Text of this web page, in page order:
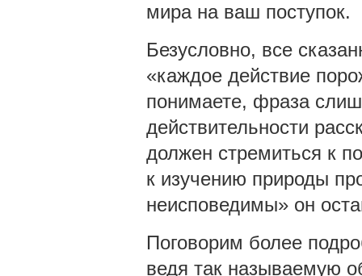
мира на ваш поступок.
Безусловно, все
«каждое действие
понимаете, фраза
действительности
должен стремиться к
к изучению природы
неисповедимы» он
Поговорим более
ведя так называемую